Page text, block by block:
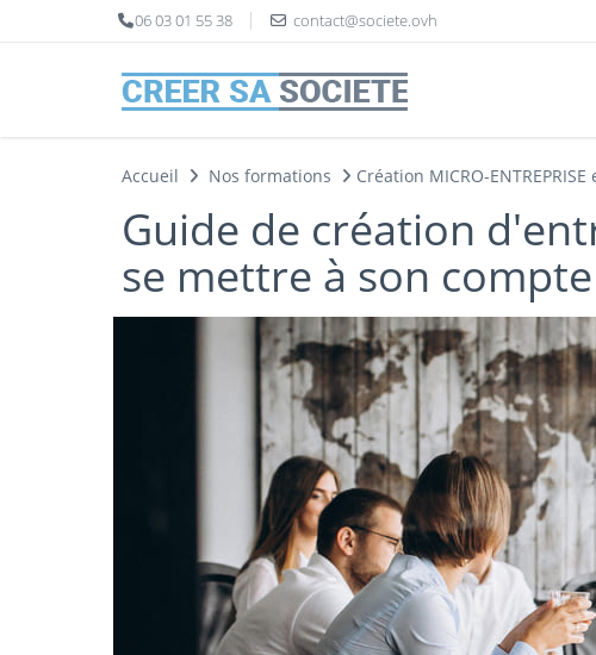
06 03 01 55 38 contact@societe.ovh
Accueil Nos formations Création MICRO-
Guide de création
se mettre à son
Panneau de gestion des cookies